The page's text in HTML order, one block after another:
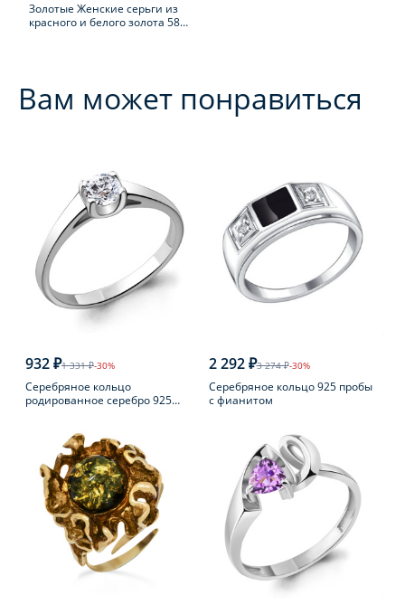
Золотые Женские серьги из
красного и белого золота 585
Вам может понравиться
932 ₽1 331 ₽-30%
Серебряное кольцо
родированное серебро 925
2 292 ₽3 274 ₽-30%
Серебряное кольцо 925 пробы
с фианитом